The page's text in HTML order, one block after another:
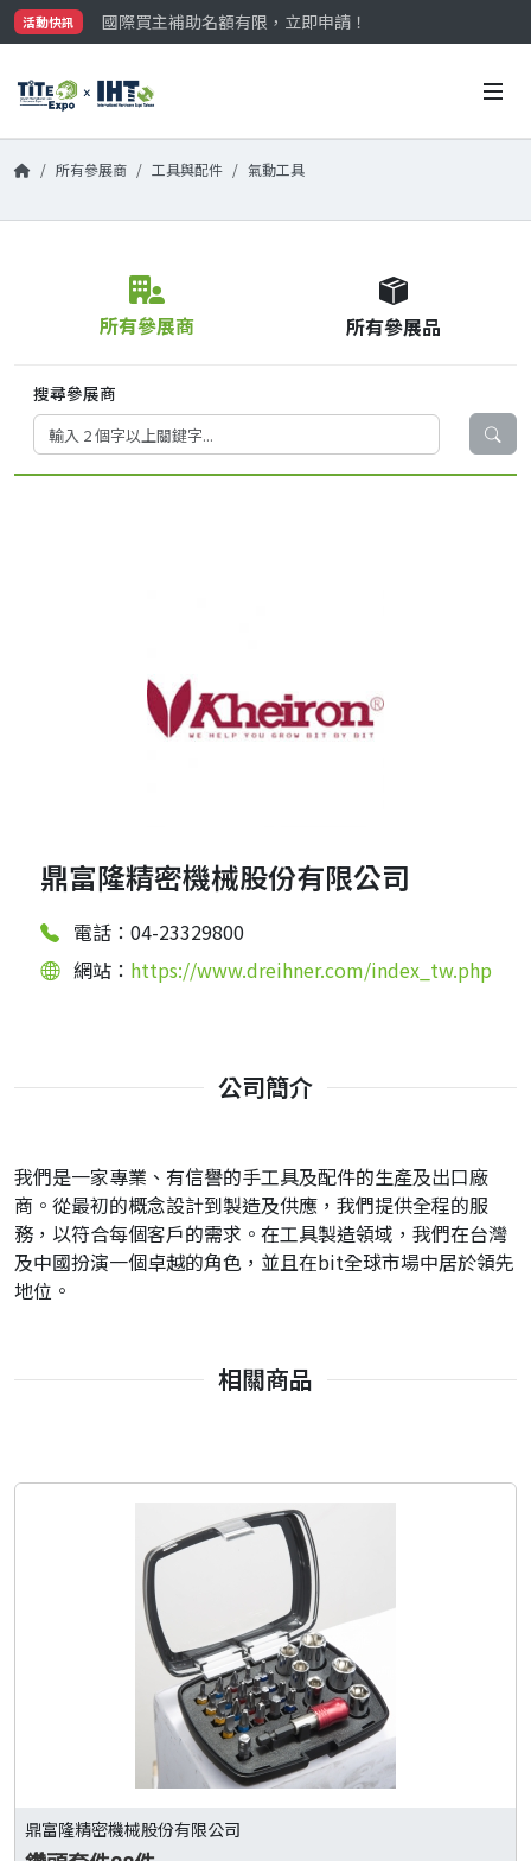
活動快訊
國際買主補助名額有限，立即申請！
參觀門票開放申請中‼️
國際買主補助名額有限，立即申請！
所有參展商 工具與配件 氣動工具
所有參展商 所有參展品
搜尋參展商
鼎富隆精密機械股份有限公司
電話：04-23329800
網站： https://www.dreihner.com/index_tw.php
公司簡介
我們是一家專業、有信譽的手工具及配件的生產及出口廠
商。從最初的概念設計到製造及供應，我們提供全程的服
務，以符合每個客戶的需求。在工具製造領域，我們在台灣
及中國扮演一個卓越的角色，並且在bit全球市場中居於領先
地位。
相關商品
鼎富隆精密機械股份有限公司